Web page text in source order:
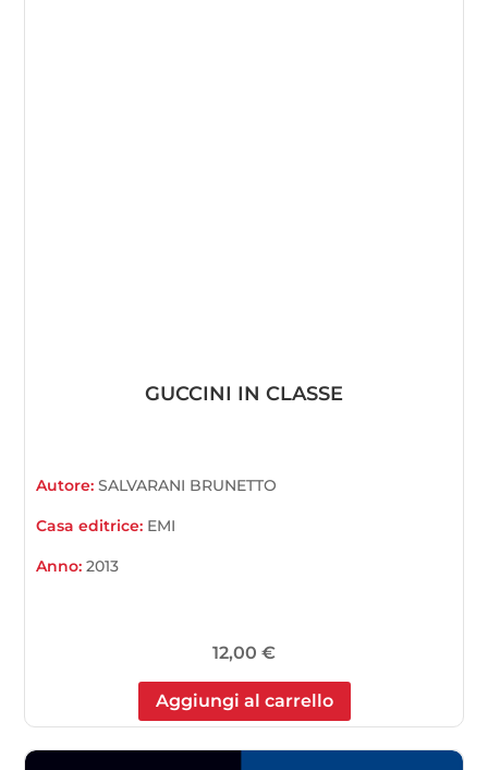
GUCCINI IN CLASSE
Autore:SALVARANI BRUNETTO
Casa editrice: EMI
Anno:2013
12,00 €
Aggiungi al carrello